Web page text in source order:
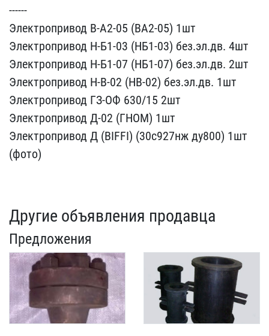
------
Электроприво​д В-А2-05 (ВА2-05) 1шт
​Электропривод Н-Б1-03 (Н​Б1-03) без.эл.дв. 4шт
Эл​ектропривод Н-Б1-07 (НБ1​-07) без.эл.дв. 2шт
Эле​ктропривод Н-В-02 (НВ-0​2) без.эл.дв. 1шт
Элект​ропривод ГЗ-ОФ 630/15 2​шт
Электропривод Д-02 (​ГНОМ) 1шт
Электропривод​ Д (BIFFI) (30с927нж ду8​00) 1шт
(фото)
Другие объявления продавца
Предложения